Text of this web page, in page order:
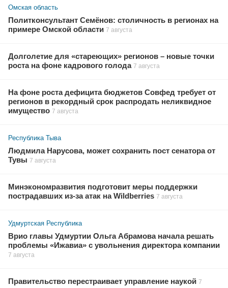
Омская область
Политконсультант Семёнов: столичность в регионах на
примере Омской области 7 августа
Долголетие для «стареющих» регионов – новые точки
роста на фоне кадрового голода 7 августа
На фоне роста дефицита бюджетов Совфед требует от
регионов в рекордный срок распродать неликвидное
имущество 7 августа
Республика Тыва
Людмила Нарусова, может сохранить пост сенатора от
Тувы 7 августа
Минэкономразвития подготовит меры поддержки
пострадавших из-за атак на Wildberries 7 августа
Удмуртская Республика
Врио главы Удмуртии Ольга Абрамова начала решать
проблемы «Ижавиа» с увольнения директора компании
7 августа
Правительство перестраивает управление наукой 7